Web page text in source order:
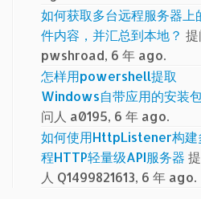
如何获取多台远程服务器上
件内容，并汇总到本地？ 提
pwshroad, 6 年 ago.
怎样用powershell提取
Windows自带应用的安装
问人 a0195, 6 年 ago.
如何使用HttpListener构建
程HTTP轻量级API服务器
人 Q1499821613, 6 年 ago.